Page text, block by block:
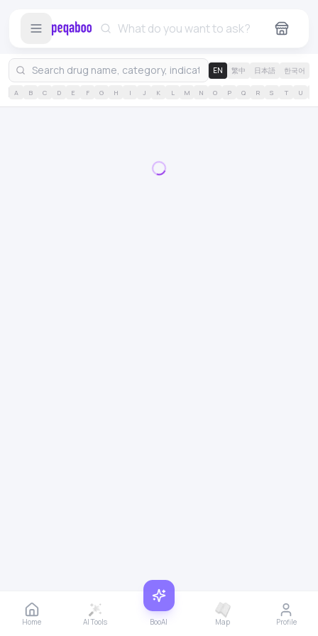
EN 繁中 日本語 한국어
A B C D E F G H I J K L M N O P Q R S T U
Home AI Tools BooAI Map Profile